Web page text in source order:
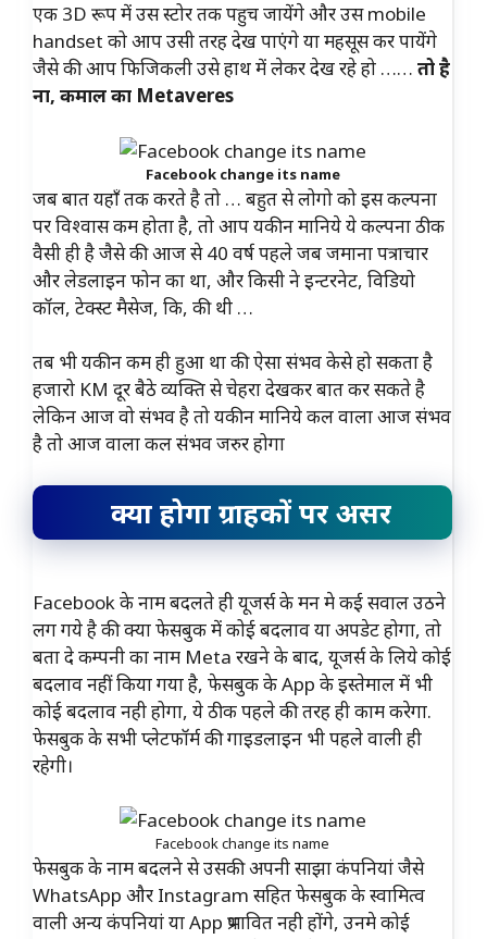
एक 3D रूप में उस स्टोर तक पहुच जायेंगे और उस mobile
handset को आप उसी तरह देख पाएंगे या महसूस कर पायेंगे
जैसे की आप फिजिकली उसे हाथ में लेकर देख रहे हो …… तो है
ना, कमाल का Metaveres
Facebook change its name
जब बात यहाँ तक करते है तो … बहुत से लोगो को इस कल्पना
पर विश्वास कम होता है, तो आप यकीन मानिये ये कल्पना ठीक
वैसी ही है जैसे की आज से 40 वर्ष पहले जब जमाना पत्राचार
और लेडलाइन फोन का था, और किसी ने इन्टरनेट, विडियो
कॉल, टेक्स्ट मैसेज, कि, की थी …
तब भी यकीन कम ही हुआ था की ऐसा संभव केसे हो सकता है
हजारो KM दूर बैठे व्यक्ति से चेहरा देखकर बात कर सकते है
लेकिन आज वो संभव है तो यकीन मानिये कल वाला आज संभव
है तो आज वाला कल संभव जरुर होगा
क्या होगा ग्राहकों पर असर
Facebook के नाम बदलते ही यूजर्स के मन मे कई सवाल उठने
लग गये है की क्या फेसबुक में कोई बदलाव या अपडेट होगा, तो
बता दे कम्पनी का नाम Meta रखने के बाद, यूजर्स के लिये कोई
बदलाव नहीं किया गया है, फेसबुक के App के इस्तेमाल में भी
कोई बदलाव नही होगा, ये ठीक पहले की तरह ही काम करेगा.
फेसबुक के सभी प्लेटफॉर्म की गाइडलाइन भी पहले वाली ही
रहेगी।
Facebook change its name
फेसबुक के नाम बदलने से उसकी अपनी साझा कंपनियां जैसे
WhatsApp और Instagram सहित फेसबुक के स्वामित्व
वाली अन्य कंपनियां या App प्रभावित नही होंगे, उनमे कोई